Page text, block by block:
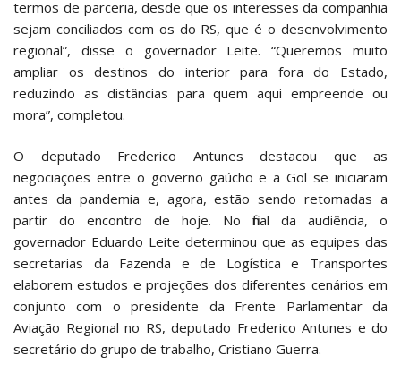
termos de parceria, desde que os interesses da companhia
sejam conciliados com os do RS, que é o desenvolvimento
regional”, disse o governador Leite. “Queremos muito
ampliar os destinos do interior para fora do Estado,
reduzindo as distâncias para quem aqui empreende ou
mora”, completou.
O deputado Frederico Antunes destacou que as
negociações entre o governo gaúcho e a Gol se iniciaram
antes da pandemia e, agora, estão sendo retomadas a
partir do encontro de hoje. No final da audiência, o
governador Eduardo Leite determinou que as equipes das
secretarias da Fazenda e de Logística e Transportes
elaborem estudos e projeções dos diferentes cenários em
conjunto com o presidente da Frente Parlamentar da
Aviação Regional no RS, deputado Frederico Antunes e do
secretário do grupo de trabalho, Cristiano Guerra.